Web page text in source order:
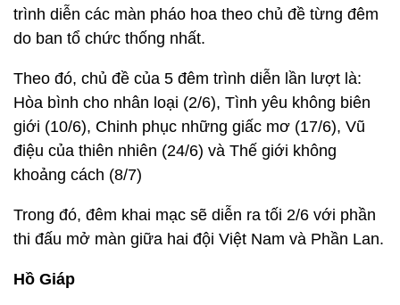
trình diễn các màn pháo hoa theo chủ đề từng đêm
do ban tổ chức thống nhất.
Theo đó, chủ đề của 5 đêm trình diễn lần lượt là:
Hòa bình cho nhân loại (2/6), Tình yêu không biên
giới (10/6), Chinh phục những giấc mơ (17/6), Vũ
điệu của thiên nhiên (24/6) và Thế giới không
khoảng cách (8/7)
Trong đó, đêm khai mạc sẽ diễn ra tối 2/6 với phần
thi đấu mở màn giữa hai đội Việt Nam và Phần Lan.
Hồ Giáp